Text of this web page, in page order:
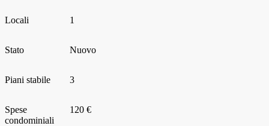
Locali 1
Stato Nuovo
Piani stabile 3
Spese
condominiali
120 €